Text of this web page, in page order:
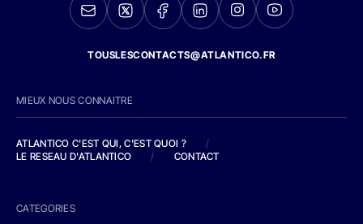
TOUSLESCONTACTS@ATLANTICO.FR
MIEUX NOUS CONNAITRE
ATLANTICO C'EST QUI, C'EST QUOI ?
/
LE RESEAU D'ATLANTICO
/ CONTACT
CATEGORIES